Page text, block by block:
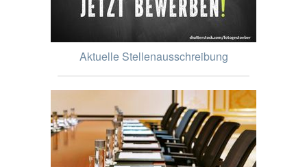
Aktuelle Stellenausschreibung